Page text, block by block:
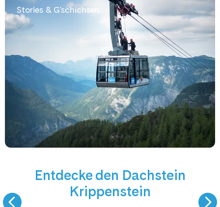
Stories & G'schichten
Entdecke den Dachstein
Krippenstein
9 km Talabfahrt
WANDERN &